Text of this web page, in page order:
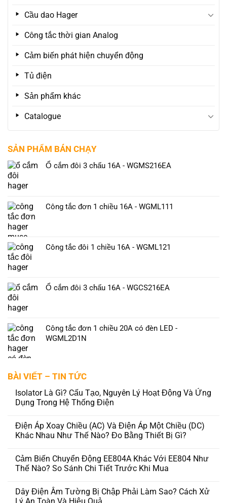
Cầu dao Hager
Công tắc thời gian Analog
Cảm biến phát hiện chuyển động
Tủ điện
Sản phẩm khác
Catalogue
SẢN PHẨM BÁN CHẠY
Ổ cắm đôi 3 chấu 16A - WGMS216EA
Công tắc đơn 1 chiều 16A - WGML111
Công tắc đôi 1 chiều 16A - WGML121
Ổ cắm đôi 3 chấu 16A - WGCS216EA
Công tắc đơn 1 chiều 20A có đèn LED -
WGML2D1N
BÀI VIẾT – TIN TỨC
Isolator Là Gì? Cấu Tạo, Nguyên Lý Hoạt Động Và Ứng
Dụng Trong Hệ Thống Điện
Điện Áp Xoay Chiều (AC) Và Điện Áp Một Chiều (DC)
Khác Nhau Như Thế Nào? Đo Bằng Thiết Bị Gì?
Cảm Biến Chuyển Động EE804A Khác Với EE804 Như
Thế Nào? So Sánh Chi Tiết Trước Khi Mua
Dây Điện Âm Tường Bị Chập Phải Làm Sao? Cách Xử